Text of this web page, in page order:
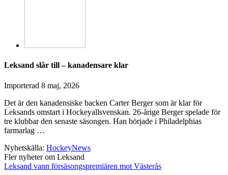
Leksand slår till – kanadensare klar
Importerad 8 maj, 2026
Det är den kanadensiske backen Carter Berger som är klar för
Leksands omstart i Hockeyallsvenskan. 26-årige Berger spelade för
tre klubbar den senaste säsongen. Han började i Philadelphias
farmarlag …
Nyhetskälla: HockeyNews
Fler nyheter om Leksand
Leksand vann försäsongspremiären mot Västerås